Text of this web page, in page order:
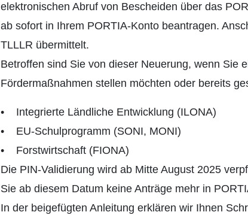
elektronischen Abruf von Bescheiden über das
ab sofort in Ihrem PORTIA-Konto beantragen.
TLLLR übermittelt.
Betroffen sind Sie von dieser Neuerung, wenn Sie
Fördermaßnahmen stellen möchten oder bereits
• Integrierte Ländliche Entwicklung (ILONA)
• EU-Schulprogramm (SONI, MONI)
• Forstwirtschaft (FIONA)
Die PIN-Validierung wird ab Mitte August 2025
Sie ab diesem Datum keine Anträge mehr in
In der beigefügten Anleitung erklären wir Ihnen